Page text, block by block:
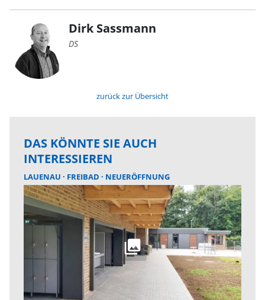
Dirk Sassmann
DS
zurück zur Übersicht
DAS KÖNNTE SIE AUCH
INTERESSIEREN
LAUENAU FREIBAD NEUERÖFFNUNG